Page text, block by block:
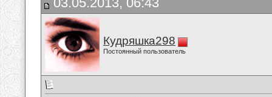
Кудряшка298
Постоянный пользователь